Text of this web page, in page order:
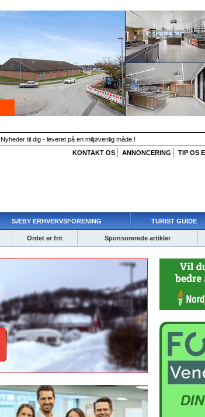
Nyheder til dig - leveret på en miljøvenlig måde !
KONTAKT OS
ANNONCERING TIP OS
SÆBY ERHVERVSFORENING TURIST GUIDE
Ordet er frit Sponsorerede artikler